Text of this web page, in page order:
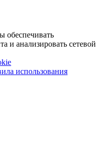
обеспечивать
и анализировать сетевой
использования